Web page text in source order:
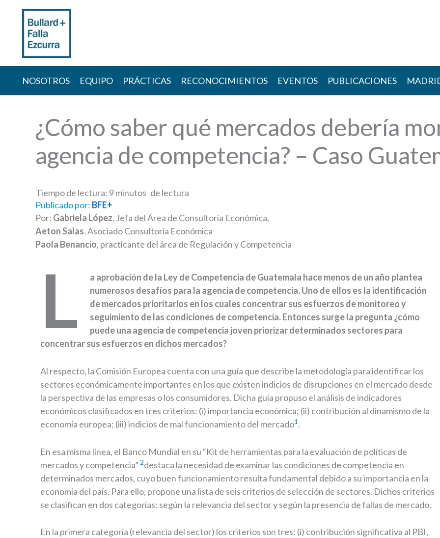
content
NOSOTROS EQUIPO PRÁCTICAS RECONOCIMIENTOS EVENTOS PUBLICACIONES
¿Cómo saber qué mercados debería
agencia de competencia? – Caso
Tiempo de lectura: 9minutos
Publicado por: BFE+
Por: Gabriela López, Jefa del Área de Consultoría Económica,
Aeton Salas, Asociado Consultoría Económica
Paola Benancio, practicante del área de Regulación y Competencia
L
a aprobación de la Ley de Competencia de Guatemala hace menos de un año plantea
numerosos desafíos para la agencia de competencia. Uno de ellos es la identificación
de mercados prioritarios en los cuales concentrar sus esfuerzos de monitoreo y
seguimiento de las condiciones de competencia. Entonces surge la pregunta ¿cómo
puede una agencia de competencia joven priorizar determinados sectores para
concentrar sus esfuerzos en dichos mercados?
Al respecto, la Comisión Europea cuenta con una guía que describe la metodología para identificar los
sectores económicamente importantes en los que existen indicios de disrupciones en el mercado desde
la perspectiva de las empresas o los consumidores. Dicha guía propuso el análisis de indicadores
económicos clasificados en tres criterios: (i) importancia económica; (ii) contribución al dinamismo de la
economía europea; (iii) indicios de mal funcionamiento del mercado1 .
En esa misma línea, el Banco Mundial en su “Kit de herramientas para la evaluación de políticas de
mercados y competencia” 2destaca la necesidad de examinar las condiciones de competencia en
determinados mercados, cuyo buen funcionamiento resulta fundamental debido a su importancia en la
economía del país. Para ello, propone una lista de seis criterios de selección de sectores. Dichos criterios
se clasifican en dos categorías: según la relevancia del sector y según la presencia de fallas de mercado.
En la primera categoría (relevancia del sector) los criterios son tres: (i) contribución significativa al PBI,